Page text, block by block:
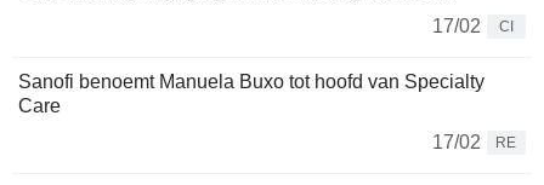
17/02
CI
Sanofi benoemt Manuela Buxo tot hoofd van Specialty
Care
17/02
RE